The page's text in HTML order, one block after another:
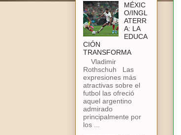
MÉXIC
O/INGL
ATERR
A: LA
EDUCA
CIÓN
TRANSFORMA
Vladimir
Rothschuh Las
expresiones más
atractivas sobre el
futbol las ofreció
aquel argentino
admirado
principalmente por
los ...